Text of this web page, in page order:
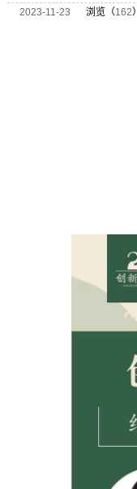
2023-11-23 浏览（162）